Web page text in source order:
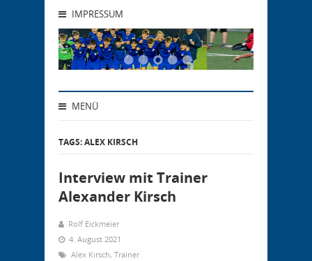
IMPRESSUM
MENÜ
TAGS: ALEX KIRSCH
Interview mit Trainer
Alexander Kirsch
Rolf Eickmeier
4. August 2021
Alex Kirsch, Trainer